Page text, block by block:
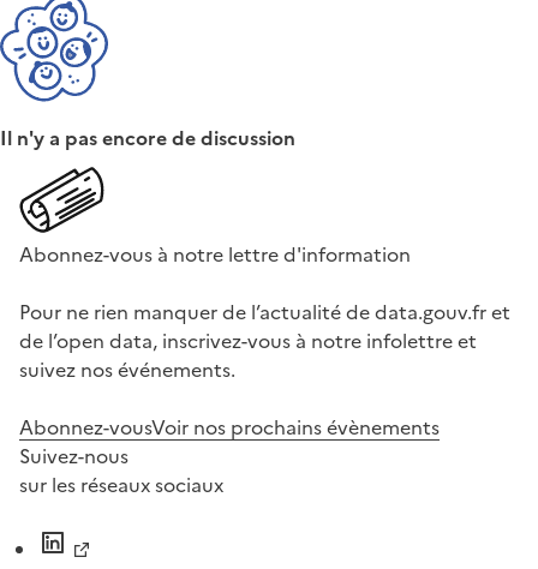
Il n'y a pas encore de discussion
Abonnez-vous à notre lettre d'information
Pour ne rien manquer de l’actualité de data.gouv.fr et
de l’open data, inscrivez-vous à notre infolettre et
suivez nos événements.
Abonnez-vousVoir nos prochains évènements
Suivez-nous
sur les réseaux sociaux